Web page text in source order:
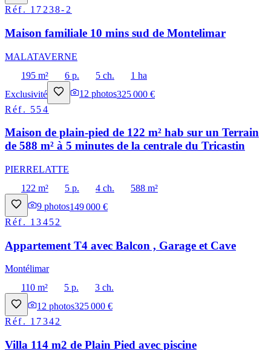
Réf. 17238-2
Maison familiale 10 mins sud de Montelimar
MALATAVERNE
195 m²
6 p. 5 ch.
1 ha
Exclusivité
12 photos325 000 €
Réf. 554
Maison de plain-pied de 122 m² hab sur un Terrain
de 588 m² à 5 minutes de la centrale du Tricastin
PIERRELATTE
122 m²
5 p. 4 ch.
588 m²
9 photos149 000 €
Réf. 13452
Appartement T4 avec Balcon , Garage et Cave
Montélimar
110 m²
5 p.
3 ch.
12 photos325 000 €
Réf. 17342
Villa 114 m2 de Plain Pied avec piscine